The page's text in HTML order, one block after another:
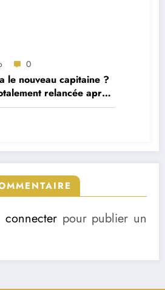
0
le nouveau capitaine ?
relancée après
connecter pour publier un